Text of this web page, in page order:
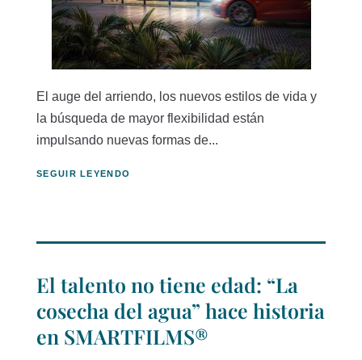
El auge del arriendo, los nuevos estilos de vida y
la búsqueda de mayor flexibilidad están
impulsando nuevas formas de...
SEGUIR LEYENDO
El talento no tiene edad: “La
cosecha del agua” hace historia
en SMARTFILMS®